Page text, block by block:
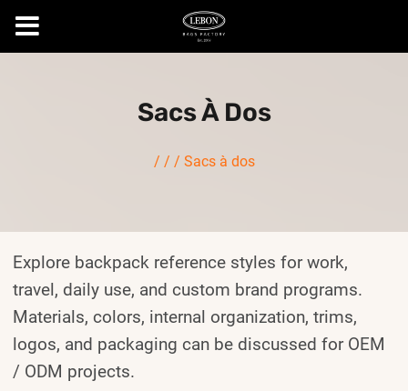
Sacs À Dos
/ / / Sacs à dos
Explore backpack reference styles for work,
travel, daily use, and custom brand programs.
Materials, colors, internal organization, trims,
logos, and packaging can be discussed for OEM
/ ODM projects.